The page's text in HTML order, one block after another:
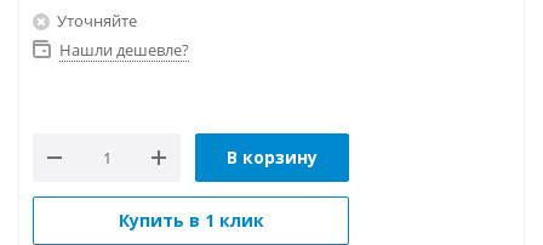
Уточняйте
Нашли дешевле?
В корзину
Купить в 1 клик